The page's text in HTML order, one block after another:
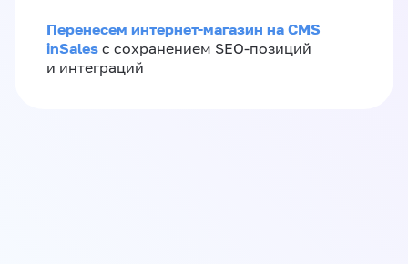
Перенесем интернет-магазин на CMS
inSales с сохранением SEO-позиций
и интеграций